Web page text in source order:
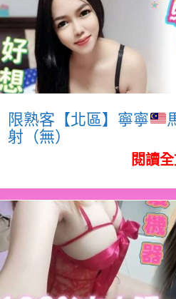
限熟客【北區】寧寧
射（無）
閱讀